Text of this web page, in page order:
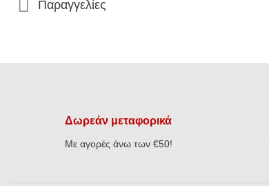
Παραγγελίες
Δωρεάν μεταφορικά
Με αγορές άνω των €50!